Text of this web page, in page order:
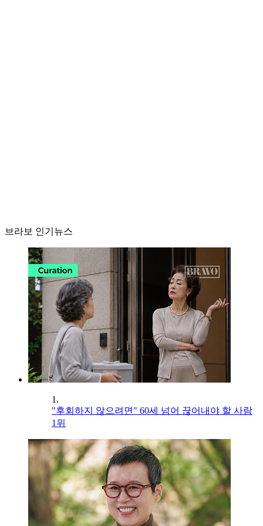
브라보 인기뉴스
1.
"후회하지 않으려면" 60세 넘어 끊어내야 할 사람
1위